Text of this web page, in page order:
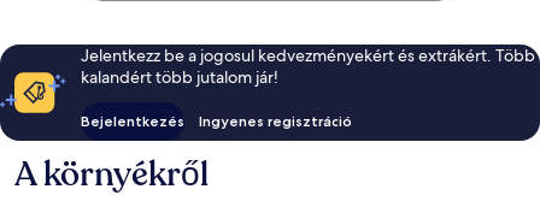
Jelentkezz be a jogosul kedvezményekért és extrákért. Több
kalandért több jutalom jár!
Bejelentkezés Ingyenes regisztráció
A környékről